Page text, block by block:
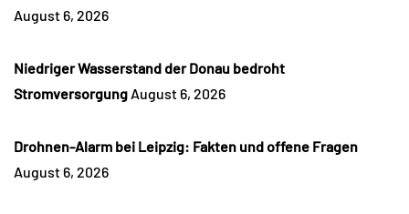
August 6, 2026
Niedriger Wasserstand der Donau bedroht
Stromversorgung August 6, 2026
Drohnen-Alarm bei Leipzig: Fakten und offene Fragen
August 6, 2026